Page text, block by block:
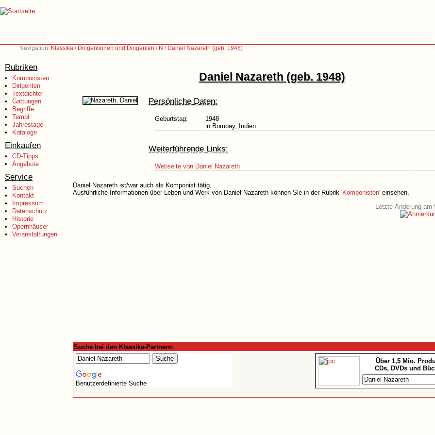
Navigation: Klassika / Dirigentinnen und Dirigenten / N / Daniel Nazareth (geb. 1948)
Rubriken
Komponisten
Dirigenten
Textdichter
Gattungen
Begriffe
Tempi
Jahrestage
Kataloge
Einkaufen
CD-Tipps
Angebote
Service
Suchen
Kontakt
Impressum
Datenschutz
Historie
Opernhäuser
Veranstaltungen
Daniel Nazareth (geb. 1948)
Persönliche Daten:
Geburtstag:
1948
in Bombay, Indien
Weiterführende Links:
Webseite von Daniel Nazareth
Daniel Nazareth ist/war auch als Komponist tätig.
Ausführliche Informationen über Leben und Werk von Daniel Nazareth können Sie in der Rubrik 'Komponisten' einsehen.
Letzte Änderung am
Suche bei den Klassika-Partnern:
Benutzerdefinierte Suche
Über 1,5 Mio.
CDs, DVDs und